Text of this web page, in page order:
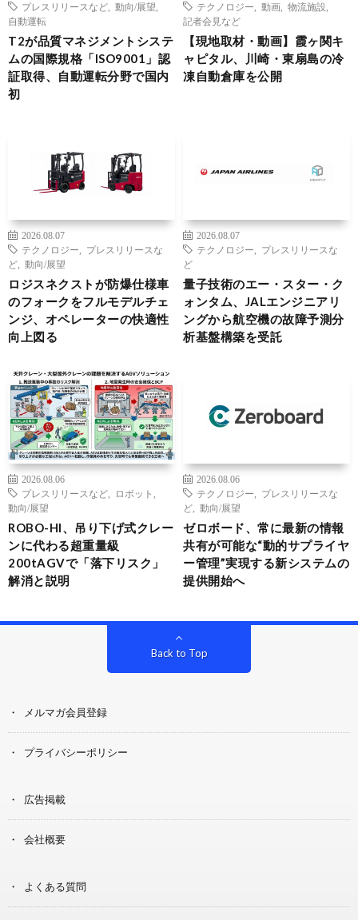
プレスリリースなど
動向/展望
自動運転
T2が品質マネジメントシステ
ムの国際規格「ISO9001」認
証取得、自動運転分野で国内
初
テクノロジー
動画 物流施設
記者会見など
【現地取材・動画】霞ヶ関キ
ャピタル、川崎・東扇島の冷
凍自動倉庫を公開
2026.08.07
テクノロジー
プレスリリースな
ど
動向/展望
ロジスネクストが防爆仕様車
のフォークをフルモデルチェ
ンジ、オペレーターの快適性
向上図る
2026.08.07
テクノロジー
プレスリリースな
ど
量子技術のエー・スター・ク
ォンタム、JALエンジニアリ
ングから航空機の故障予測分
析基盤構築を受託
2026.08.06
プレスリリースなど
ロボット
動向/展望
ROBO-HI、吊り下げ式クレー
ンに代わる超重量級
200tAGVで「落下リスク」
解消と説明
2026.08.06
テクノロジー
プレスリリースな
ど
動向/展望
ゼロボード、常に最新の情報
共有が可能な“動的サプライヤ
ー管理”実現する新システムの
提供開始へ
Back to Top
メルマガ会員登録
プライバシーポリシー
広告掲載
会社概要
よくある質問